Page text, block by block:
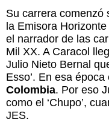
Su carrera comenzó
la Emisora
el narrador de las
Mil XX. A Caracol
Julio Nieto Bernal
Esso’. En esa época
Colombia. Por eso
como el ‘Chupo’,
JES.